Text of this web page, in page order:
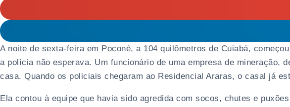
A noite de sexta-feira em Poconé, a 104 quilômetros de Cuiabá,
a polícia não esperava. Um funcionário de uma empresa de mineração,
casa. Quando os policiais chegaram ao Residencial Araras, o casal já
Ela contou à equipe que havia sido agredida com socos, chutes e